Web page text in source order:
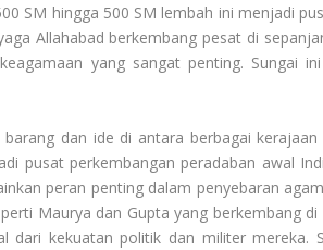
SM hingga 500 SM lembah ini menjadi
Allahabad berkembang pesat di
yang sangat penting. Sungai
dan ide di antara berbagai
pusat perkembangan peradaban awal
peran penting dalam penyebaran
Maurya dan Gupta yang berkembang
dari kekuatan politik dan militer mereka.